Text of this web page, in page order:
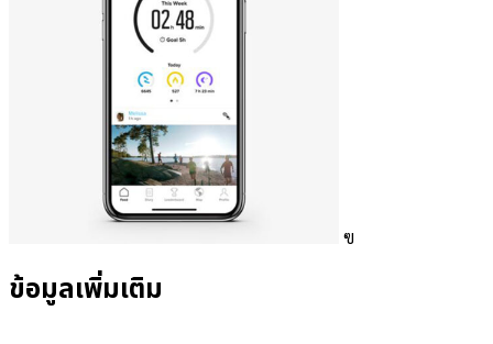
ฃ
ข้อมูลเพิ่มเติม